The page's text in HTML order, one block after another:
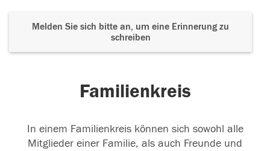
Melden Sie sich bitte an, um eine Erinnerung zu
schreiben
Familienkreis
In einem Familienkreis können sich sowohl alle
Mitglieder einer Familie, als auch Freunde und